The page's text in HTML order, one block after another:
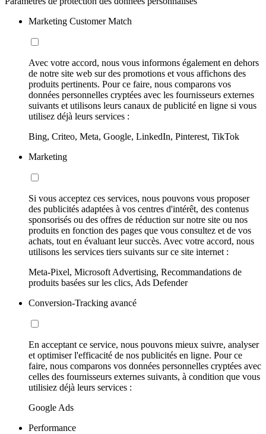
Marketing Customer Match
Avec votre accord, nous vous informons également en dehors
de notre site web sur des promotions et vous affichons des
produits pertinents. Pour ce faire, nous comparons vos
données personnelles cryptées avec les fournisseurs externes
suivants et utilisons leurs canaux de publicité en ligne si vous
utilisez déjà leurs services :
Bing, Criteo, Meta, Google, LinkedIn, Pinterest, TikTok
Marketing
Si vous acceptez ces services, nous pouvons vous proposer
des publicités adaptées à vos centres d'intérêt, des contenus
sponsorisés ou des offres de réduction sur notre site ou nos
produits en fonction des pages que vous consultez et de vos
achats, tout en évaluant leur succès. Avec votre accord, nous
utilisons les services tiers suivants sur ce site internet :
Meta-Pixel, Microsoft Advertising, Recommandations de
produits basées sur les clics, Ads Defender
Conversion-Tracking avancé
En acceptant ce service, nous pouvons mieux suivre, analyser
et optimiser l'efficacité de nos publicités en ligne. Pour ce
faire, nous comparons vos données personnelles cryptées avec
celles des fournisseurs externes suivants, à condition que vous
utilisiez déjà leurs services :
Google Ads
Performance